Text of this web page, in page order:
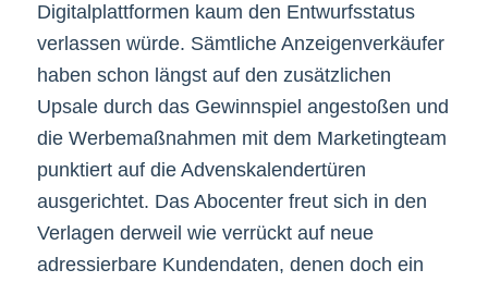
Digitalplattformen kaum den Entwurfsstatus
verlassen würde. Sämtliche Anzeigenverkäufer
haben schon längst auf den zusätzlichen
Upsale durch das Gewinnspiel angestoßen und
die Werbemaßnahmen mit dem Marketingteam
punktiert auf die Advenskalendertüren
ausgerichtet. Das Abocenter freut sich in den
Verlagen derweil wie verrückt auf neue
adressierbare Kundendaten, denen doch ein